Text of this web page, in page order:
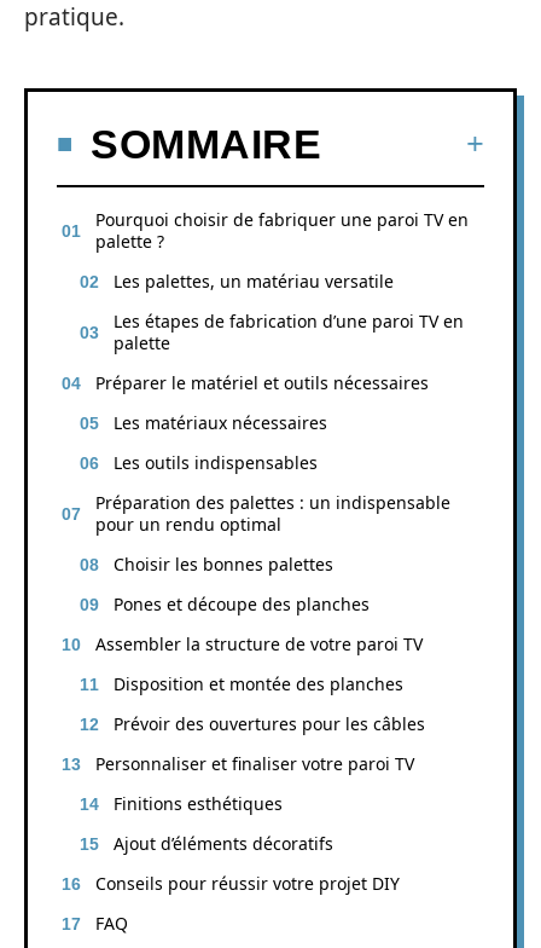
pratique.
SOMMAIRE
Pourquoi choisir de fabriquer une paroi TV en
palette ?
Les palettes, un matériau versatile
Les étapes de fabrication d’une paroi TV en
palette
Préparer le matériel et outils nécessaires
Les matériaux nécessaires
Les outils indispensables
Préparation des palettes : un indispensable
pour un rendu optimal
Choisir les bonnes palettes
Pones et découpe des planches
Assembler la structure de votre paroi TV
Disposition et montée des planches
Prévoir des ouvertures pour les câbles
Personnaliser et finaliser votre paroi TV
Finitions esthétiques
Ajout d’éléments décoratifs
Conseils pour réussir votre projet DIY
FAQ